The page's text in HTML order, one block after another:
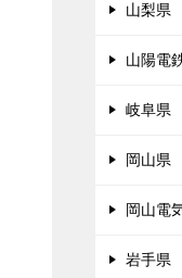
山梨県
山陽電
岐阜県
岡山県
岡山電
岩手県